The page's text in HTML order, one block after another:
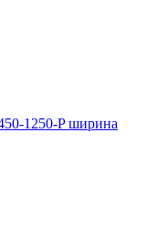
1250-P ширина